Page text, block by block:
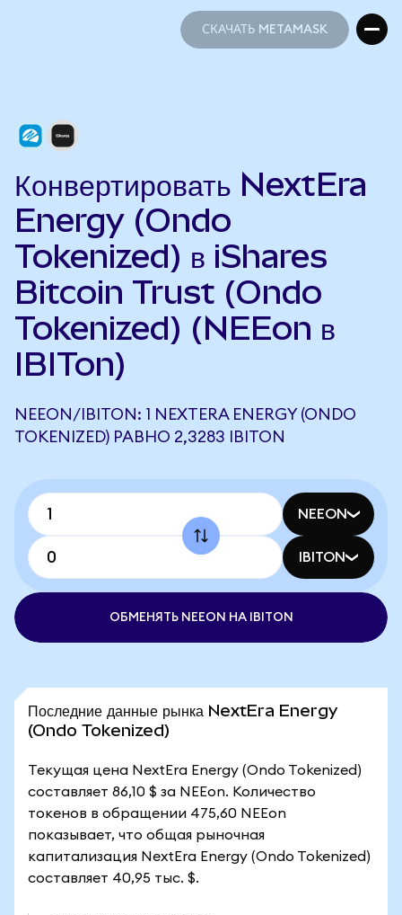
СКАЧАТЬ METAMASK
Конвертировать NextEra
Energy (Ondo
Tokenized) в iShares
Bitcoin Trust (Ondo
Tokenized) (NEEon в
IBITon)
NEEON/IBITON: 1 NEXTERA ENERGY (ONDO
TOKENIZED) РАВНО 2,3283 IBITON
NEEON
IBITON
ОБМЕНЯТЬ NEEON НА IBITON
Последние данные рынка NextEra Energy
(Ondo Tokenized)
Текущая цена NextEra Energy (Ondo Tokenized)
составляет 86,10 $ за NEEon. Количество
токенов в обращении 475,60 NEEon
показывает, что общая рыночная
капитализация NextEra Energy (Ondo Tokenized)
составляет 40,95 тыс. $.